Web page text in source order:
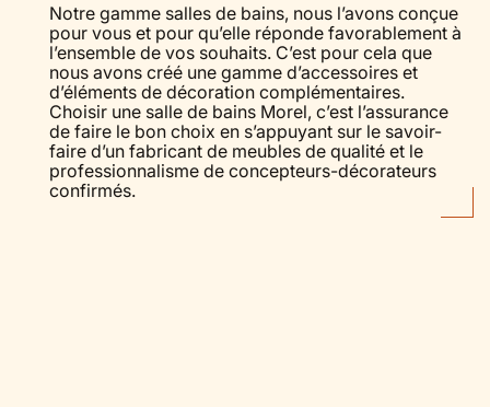
Notre gamme salles de bains, nous l’avons conçue
pour vous et pour qu’elle réponde favorablement à
l’ensemble de vos souhaits. C’est pour cela que
nous avons créé une gamme d’accessoires et
d’éléments de décoration complémentaires.
Choisir une salle de bains Morel, c’est l’assurance
de faire le bon choix en s’appuyant sur le savoir-
faire d’un fabricant de meubles de qualité et le
professionnalisme de concepteurs-décorateurs
confirmés.